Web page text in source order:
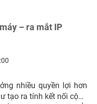
– ra mắt IP
nhiều quyền lợi hơn
tạo ra tính kết nối cộng